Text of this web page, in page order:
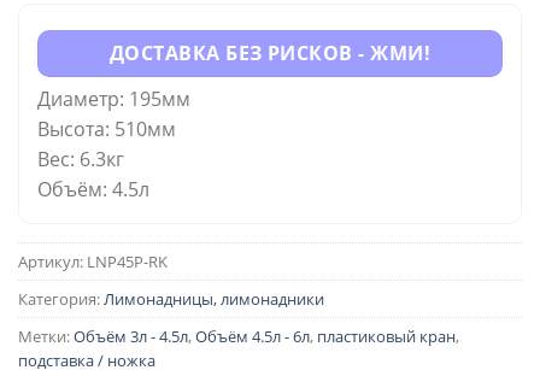
ДОСТАВКА БЕЗ РИСКОВ - ЖМИ!
Диаметр: 195мм
Высота: 510мм
Вес: 6.3кг
Объём: 4.5л
Артикул: LNP45P-RK
Категория:Лимонадницы, лимонадники
Метки:Объём 3л - 4.5л,Объём 4.5л - 6л, пластиковый кран,
подставка / ножка